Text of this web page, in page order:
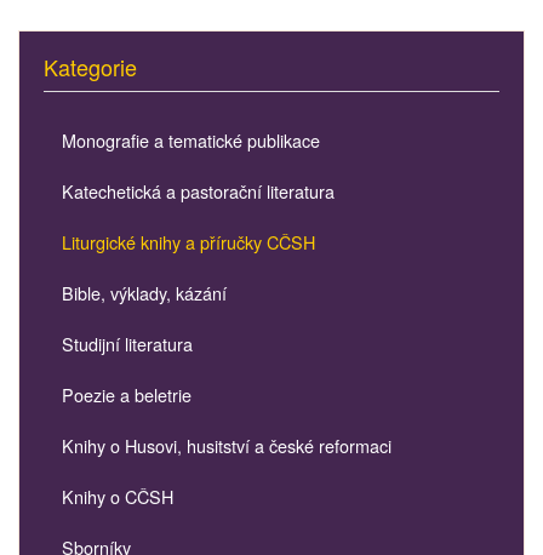
Kategorie
Monografie a tematické publikace
Katechetická a pastorační literatura
Liturgické knihy a příručky CČSH
Bible, výklady, kázání
Studijní literatura
Poezie a beletrie
Knihy o Husovi, husitství a české reformaci
Knihy o CČSH
Sborníky